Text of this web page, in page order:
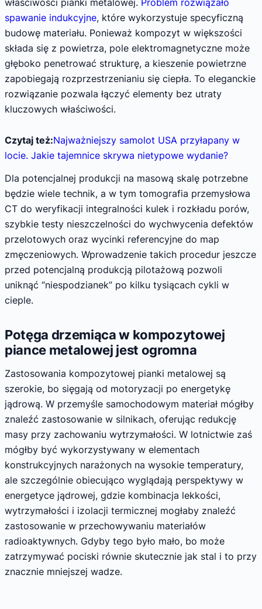
spawanie indukcyjne, które wykorzystuje specyficzną
budowę materiału. Ponieważ kompozyt w większości
składa się z powietrza, pole elektromagnetyczne może
głęboko penetrować strukturę, a kieszenie powietrzne
zapobiegają rozprzestrzenianiu się ciepła. To eleganckie
rozwiązanie pozwala łączyć elementy bez utraty
kluczowych właściwości.
Czytaj też:Najważniejszy samolot USA przyłapany w
locie. Jakie tajemnice skrywa nietypowe wydanie?
Dla potencjalnej produkcji na masową skalę potrzebne
będzie wiele technik, a w tym tomografia przemysłowa
CT do weryfikacji integralności kulek i rozkładu porów,
szybkie testy nieszczelności do wychwycenia defektów
przelotowych oraz wycinki referencyjne do map
zmęczeniowych. Wprowadzenie takich procedur jeszcze
przed potencjalną produkcją pilotażową pozwoli
uniknąć “niespodzianek” po kilku tysiącach cykli w
cieple.
Potęga drzemiąca w kompozytowej
piance metalowej jest ogromna
Zastosowania kompozytowej pianki metalowej są
szerokie, bo sięgają od motoryzacji po energetykę
jądrową. W przemyśle samochodowym materiał mógłby
znaleźć zastosowanie w silnikach, oferując redukcję
masy przy zachowaniu wytrzymałości. W lotnictwie zaś
mógłby być wykorzystywany w elementach
konstrukcyjnych narażonych na wysokie temperatury,
ale szczególnie obiecująco wyglądają perspektywy w
energetyce jądrowej, gdzie kombinacja lekkości,
wytrzymałości i izolacji termicznej mogłaby znaleźć
zastosowanie w przechowywaniu materiałów
radioaktywnych. Gdyby tego było mało, bo może
zatrzymywać pociski równie skutecznie jak stal i to przy
znacznie mniejszej wadze.